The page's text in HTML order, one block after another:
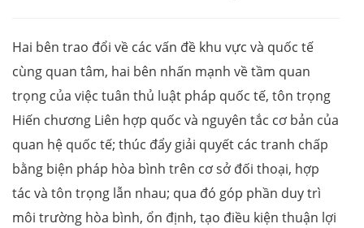
Hai bên trao đổi về các vấn đề khu vực và quốc tế
cùng quan tâm, hai bên nhấn mạnh về tầm quan
trọng của việc tuân thủ luật pháp quốc tế, tôn trọng
Hiến chương Liên hợp quốc và nguyên tắc cơ bản của
quan hệ quốc tế; thúc đẩy giải quyết các tranh chấp
bằng biện pháp hòa bình trên cơ sở đối thoại, hợp
tác và tôn trọng lẫn nhau; qua đó góp phần duy trì
môi trường hòa bình, ổn định, tạo điều kiện thuận lợi